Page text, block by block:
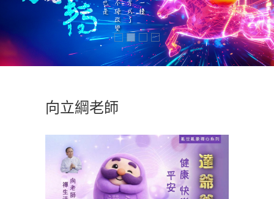
向立綱老師